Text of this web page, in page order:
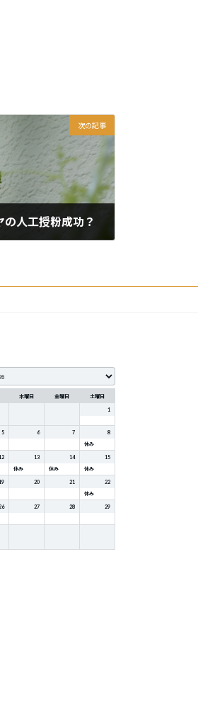
次の記事
人工授粉成功？
木曜日 金曜日 土曜日
1
5 6 7
8
休み
13
休み
14
休み
15
休み
20 21
22
休み
27 28 29